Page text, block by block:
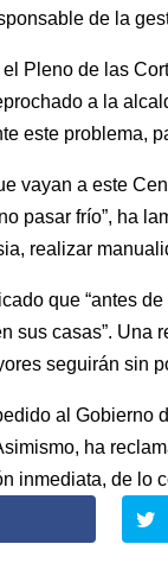
de la
Pleno de las
a la
este problema,
vayan a este
pasar frío”, ha
realizar
que “antes
sus casas”. Una
seguirán sin
al Gobierno
ha
inmediata, de lo